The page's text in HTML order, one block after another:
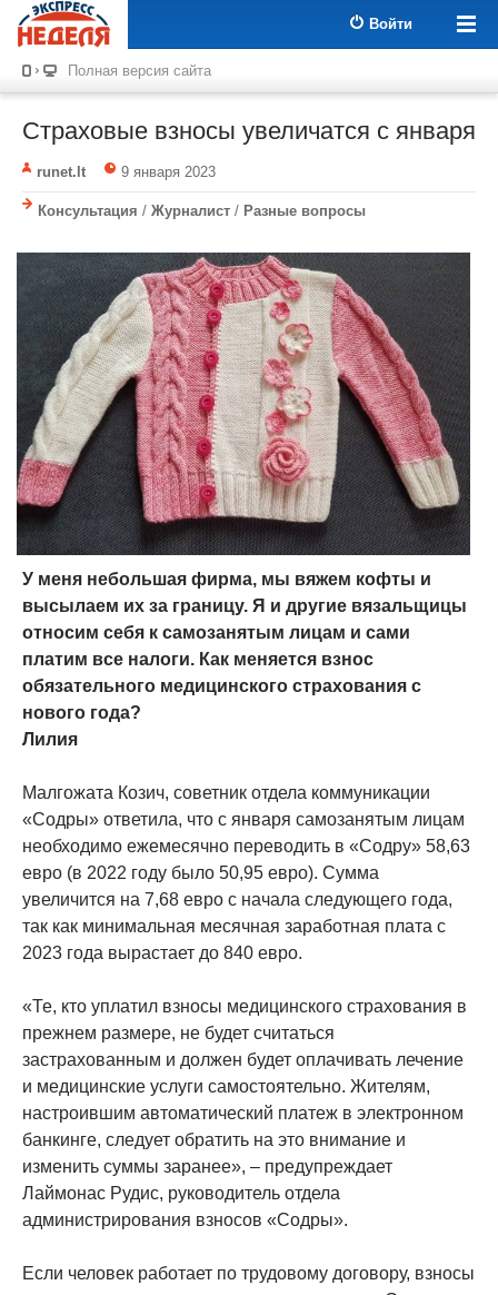
Войти
Полная версия сайта
Страховые взносы увеличатся с января
runet.lt 9 января 2023
Консультация / Журналист / Разные вопросы
У меня небольшая фирма, мы вяжем кофты и
высылаем их за границу. Я и другие вязальщицы
относим себя к самозанятым лицам и сами
платим все налоги. Как меняется взнос
обязательного медицинского страхования с
нового года?
Лилия
Малгожата Козич, советник отдела коммуникации
«Содры» ответила, что с января самозанятым лицам
необходимо ежемесячно переводить в «Содру» 58,63
евро (в 2022 году было 50,95 евро). Сумма
увеличится на 7,68 евро с начала следующего года,
так как минимальная месячная заработная плата с
2023 года вырастает до 840 евро.
«Те, кто уплатил взносы медицинского страхования в
прежнем размере, не будет считаться
застрахованным и должен будет оплачивать лечение
и медицинские услуги самостоятельно. Жителям,
настроившим автоматический платеж в электронном
банкинге, следует обратить на это внимание и
изменить суммы заранее», – предупреждает
Лаймонас Рудис, руководитель отдела
администрирования взносов «Содры».
Если человек работает по трудовому договору, взносы